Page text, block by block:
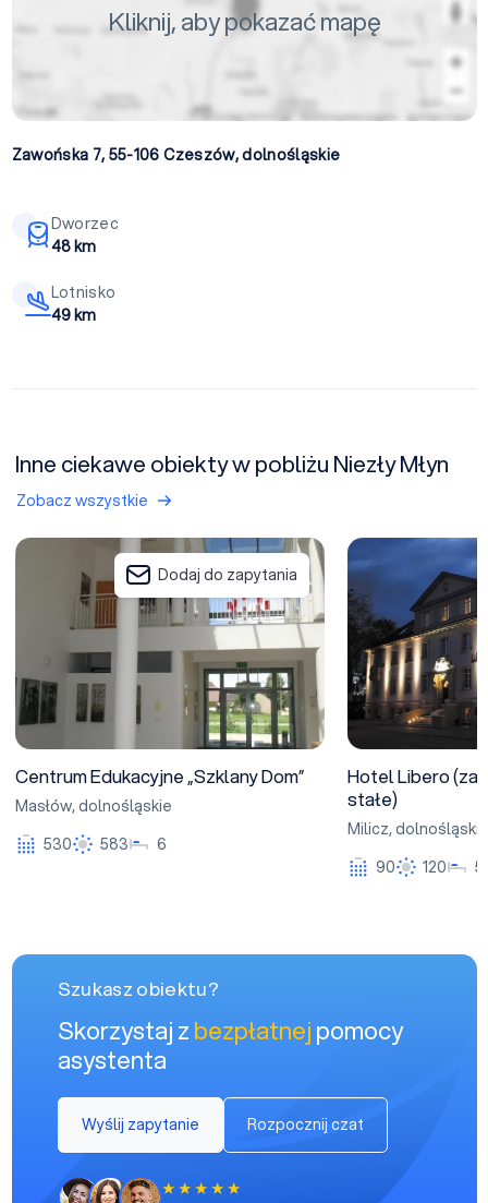
Kliknij, aby pokazać mapę
Zawońska 7, 55-106Czeszów,dolnośląskie
Dworzec
48 km
Lotnisko
49 km
Inne ciekawe obiekty w pobliżu Niezły Młyn
Zobacz wszystkie
Centrum Edukacyjne „Szklany Dom”
Dodaj do zapytania
Centrum Edukacyjne „Szklany Dom”
Masłów,dolnośląskie
530
583 6
Hotel Libero
Hotel Libero
stałe)
Milicz,dolnośląskie
90
120
Szukasz obiektu?
Skorzystaj zbezpłatnejpomocy
asystenta
Wyślij zapytanie Rozpocznij czat